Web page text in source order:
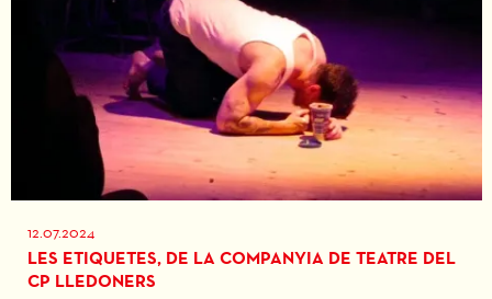
12.07.2024
LES ETIQUETES, DE LA COMPANYIA DE TEATRE DEL
CP LLEDONERS